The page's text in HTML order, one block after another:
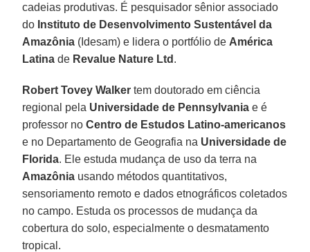
cadeias produtivas. É pesquisador sênior associado
do Instituto de Desenvolvimento Sustentável da
Amazônia (Idesam) e lidera o portfólio de América
Latina de Revalue Nature Ltd .
Robert Tovey Walker tem doutorado em ciência
regional pela Universidade de Pennsylvania e é
professor noCentro de Estudos Latino-americanos
e no Departamento de Geografia na Universidade de
Florida. Ele estuda mudança de uso da terra na
Amazônia usando métodos quantitativos,
sensoriamento remoto e dados etnográficos coletados
no campo. Estuda os processos de mudança da
cobertura do solo, especialmente o desmatamento
tropical.